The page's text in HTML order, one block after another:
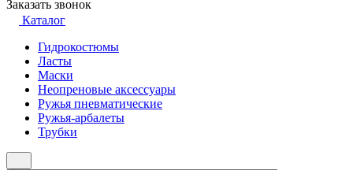
Заказать звонок
Каталог
Гидрокостюмы
Ласты
Маски
Неопреновые аксессуары
Ружья пневматические
Ружья-арбалеты
Трубки